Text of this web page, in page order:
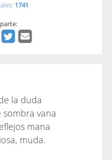
1741
la duda
vana
mana
muda.